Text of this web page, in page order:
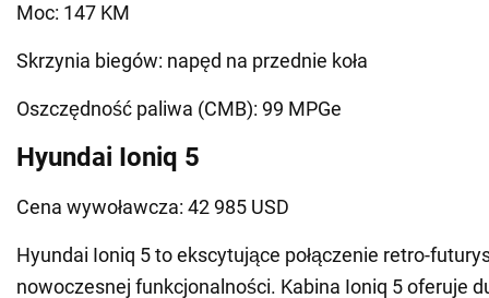
Moc: 147 KM
Skrzynia biegów: napęd na przednie koła
Oszczędność paliwa (CMB): 99 MPGe
Hyundai Ioniq 5
Cena wywoławcza: 42 985 USD
Hyundai Ioniq 5 to ekscytujące połączenie retro-
nowoczesnej funkcjonalności. Kabina Ioniq 5 oferuje